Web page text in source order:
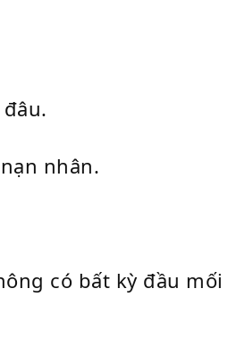
nhân.
có bất kỳ đầu mối